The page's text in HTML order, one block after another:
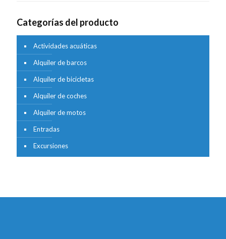
Categorías del producto
Actividades acuáticas
Alquiler de barcos
Alquiler de bicicletas
Alquiler de coches
Alquiler de motos
Entradas
Excursiones